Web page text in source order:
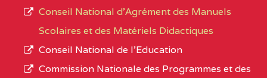
Conseil National d’Agrément des Manuels
Scolaires et des Matériels Didactiques
Conseil National de l’Education
Commission Nationale des Programmes et des